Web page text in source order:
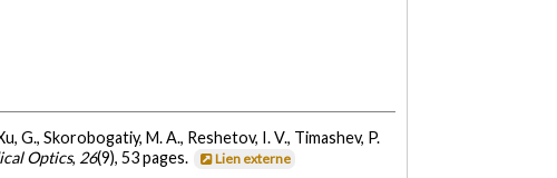
G., Skorobogatiy, M. A., Reshetov, I. V., Timashev, P.
Optics, 26(9), 53 pages. Lien externe